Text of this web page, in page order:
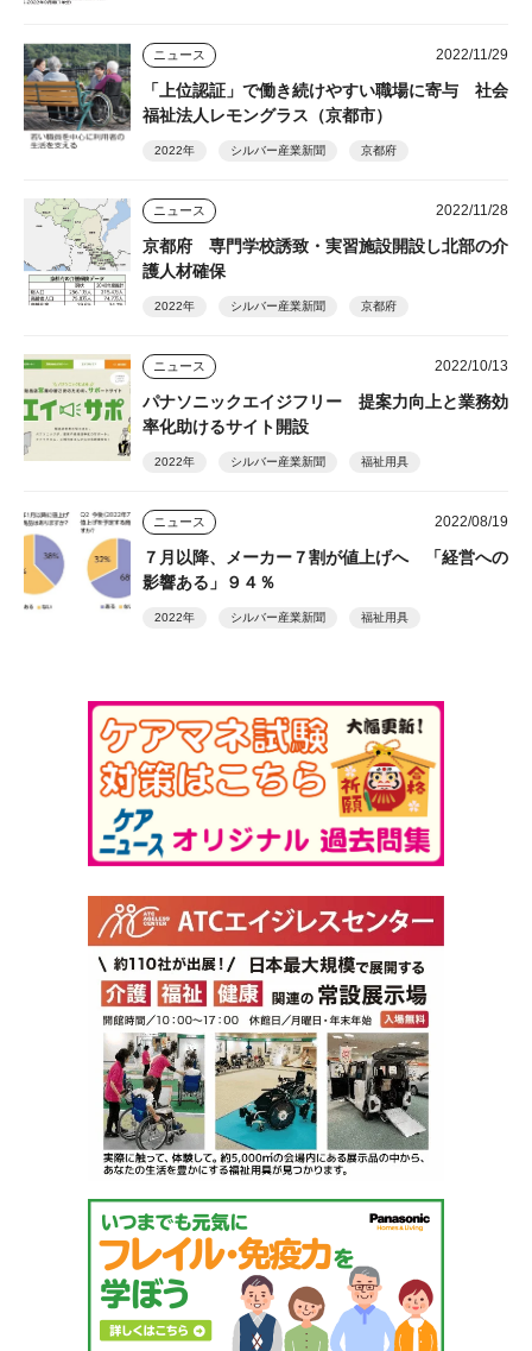
ニュース 2022/11/29
「上位認証」で働き続けやすい職場に寄与 社会
福祉法人レモングラス（京都市）
2022年 シルバー産業新聞 京都府
ニュース 2022/11/28
京都府 専門学校誘致・実習施設開設し北部の介
護人材確保
2022年 シルバー産業新聞 京都府
ニュース 2022/10/13
パナソニックエイジフリー 提案力向上と業務効
率化助けるサイト開設
2022年 シルバー産業新聞 福祉用具
ニュース 2022/08/19
７月以降、メーカー７割が値上げへ 「経営への
影響ある」９４％
2022年 シルバー産業新聞 福祉用具